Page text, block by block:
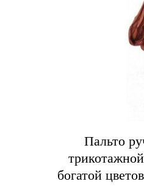
Пальто
богатой